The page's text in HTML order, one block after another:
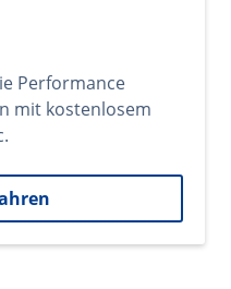
Performance
mit kostenlosem